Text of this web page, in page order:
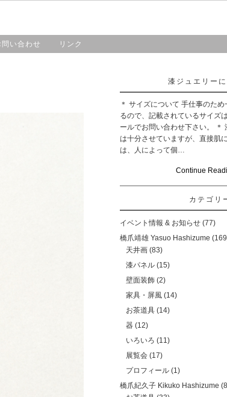
問い合わせ リンク
漆ジュエリー
＊ サイズについて 手仕事のた
るので、記載されているサイズ
ールでお問い合わせ下さい。 ＊
は十分させていますが、直接肌
は、人によって個…
Continue
カテゴリ
イベント情報 & お知らせ (77)
橋爪靖雄 Yasuo Hashizume
天井画 (83)
漆パネル (15)
壁面装飾 (2)
家具・屏風 (14)
お茶道具 (14)
器 (12)
いろいろ (11)
展覧会 (17)
プロフィール (1)
橋爪紀久子 Kikuko Hashizume